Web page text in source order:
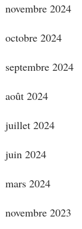
novembre 2024
octobre 2024
septembre 2024
août 2024
juillet 2024
juin 2024
mars 2024
novembre 2023